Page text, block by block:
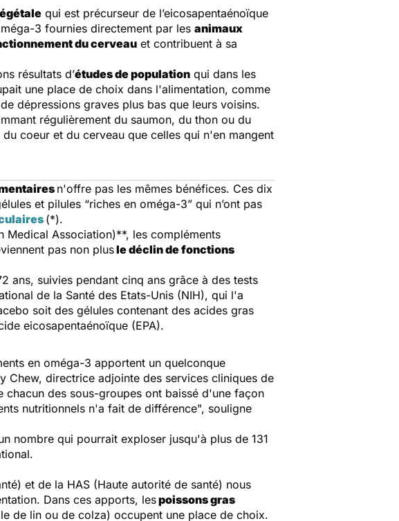
qui est précurseur de l’eicosapentaénoïque
3 fournies directement par les animaux
du cerveau et contribuent à sa
résultats d’études de population qui dans les
une place de choix dans l'alimentation, comme
dépressions graves plus bas que leurs voisins.
régulièrement du saumon, du thon ou du
coeur et du cerveau que celles qui n'en mangent
n'offre pas les mêmes bénéfices. Ces dix
et pilules “riches en oméga-3” qui n’ont pas
(*).
Medical Association)**, les compléments
pas non plusle déclin de fonctions
ans, suivies pendant cinq ans grâce à des tests
de la Santé des Etats-Unis (NIH), qui l'a
soit des gélules contenant des acides gras
eicosapentaénoïque (EPA).
en oméga-3 apportent un quelconque
directrice adjointe des services cliniques de
des sous-groupes ont baissé d'une façon
nutritionnels n'a fait de différence", souligne
nombre qui pourrait exploser jusqu'à plus de 131
et de la HAS (Haute autorité de santé) nous
Dans ces apports, lespoissons gras
de lin ou de colza) occupent une place de choix.